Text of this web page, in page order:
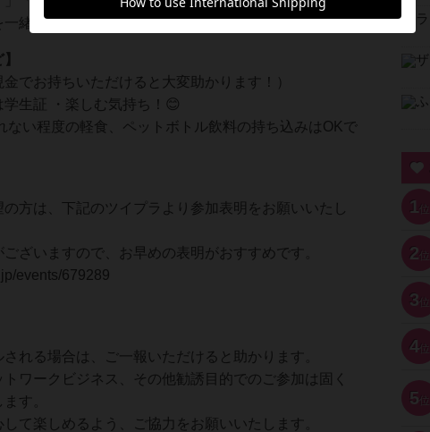
一緒に楽しめるボードゲームコミュニティです🎵
金でお持ちいただけると大変助かります！）
学生証 ・楽しむ気持ち！😊
ない程度の軽食、ペットボトル飲料の持ち込みはOKで
の方は、下記のツイプラより参加表明をお願いいたし
ございますので、お早めの表明がおすすめです。
events/679289
される場合は、ご一報いただけると助かります。
トワークビジネス、その他勧誘目的でのご参加は固く
す。
して楽しめるよう、ご協力をお願いいたします。
1 位
2 位
3 位
4位
5 位